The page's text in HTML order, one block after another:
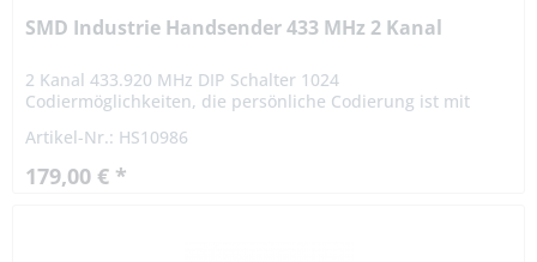
SMD Industrie Handsender 433 MHz 2 Kanal
2 Kanal 433.920 MHz DIP Schalter 1024
Codiermöglichkeiten, die persönliche Codierung ist mit
einstellbar. Die Reichweite...
Artikel-Nr.: HS10986
179,00 € *